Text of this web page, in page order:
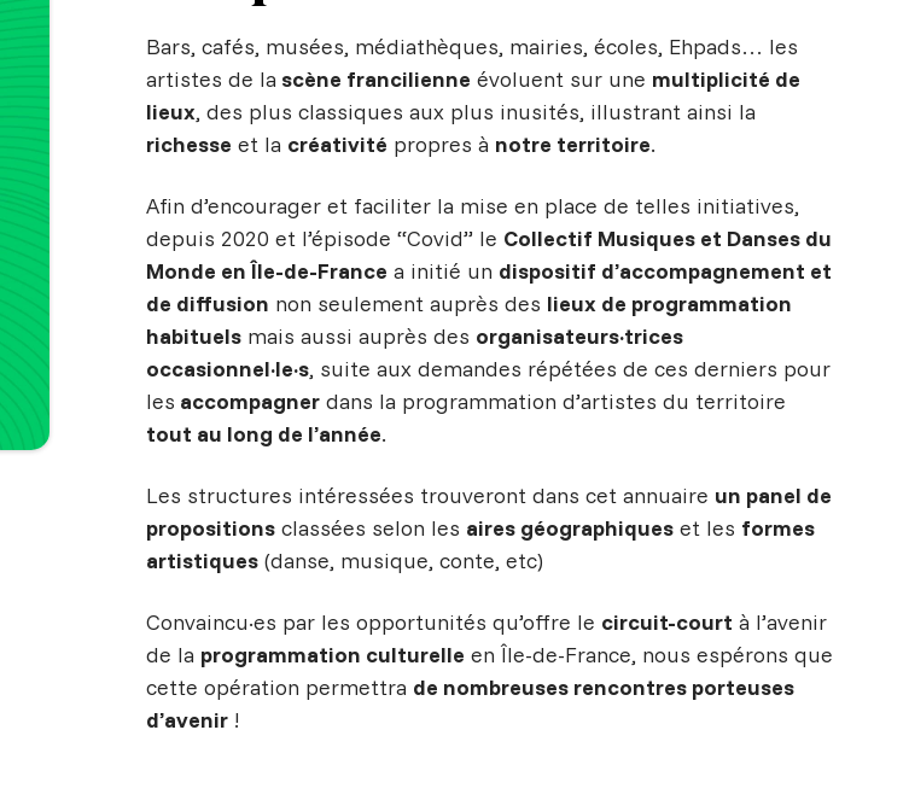
Bars, cafés, musées, médiathèques, mairies, écoles, Ehpads… les
artistes de la scène francilienne évoluent sur une multiplicité de
lieux, des plus classiques aux plus inusités, illustrant ainsi la
richesse et la créativité propres à notre territoire.
Afin d’encourager et faciliter la mise en place de telles initiatives,
depuis 2020 et l’épisode “Covid” le Collectif Musiques et Danses du
Monde en Île-de-France a initié un dispositif d’accompagnement et
de diffusion non seulement auprès des lieux de programmation
habituels mais aussi auprès des organisateurs·trices
occasionnel·le·s, suite aux demandes répétées de ces derniers pour
les accompagner dans la programmation d’artistes du territoire
tout au long de l’année.
Les structures intéressées trouveront dans cet annuaire un panel de
propositions classées selon les aires géographiques et les formes
artistiques (danse, musique, conte, etc)
Convaincu·es par les opportunités qu’offre le circuit-court à l’avenir
de la programmation culturelle en Île-de-France, nous espérons que
cette opération permettra de nombreuses rencontres porteuses
d’avenir !